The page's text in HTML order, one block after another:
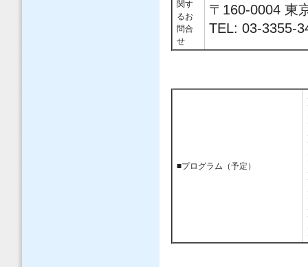
関す
るお
問合
せ
〒160-0004 東
TEL: 03-3355-
■プログラム（予定）